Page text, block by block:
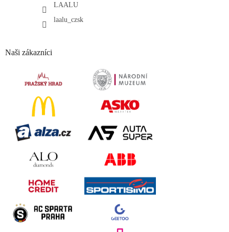
LAALU
laalu_czsk
Naši zákazníci